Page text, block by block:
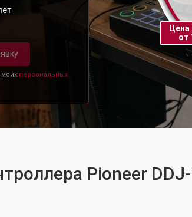
моих персональных
от
Pioneer